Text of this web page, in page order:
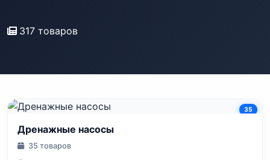
317 товаров
35
Дренажные насосы
35 товаров